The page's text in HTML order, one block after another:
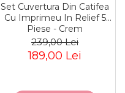
Set Cuvertura Din Catifea
Cu Imprimeu In Relief 5
Piese - Crem
239,00 Lei
189,00 Lei